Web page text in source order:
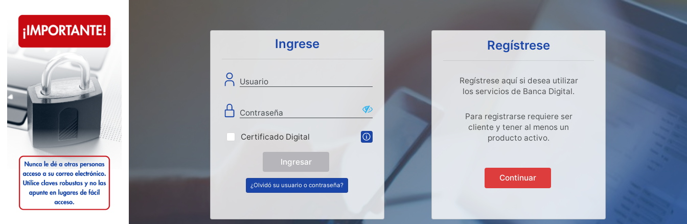
Ingrese
Usuario
Contraseña
Certificado Digital
Ingresar
¿Olvidó su usuario o contraseña?
Regístrese
Regístrese aquí si desea utilizar
los servicios de Banca Digital.
Para registrarse requiere ser
cliente y tener al menos un
producto activo.
Continuar